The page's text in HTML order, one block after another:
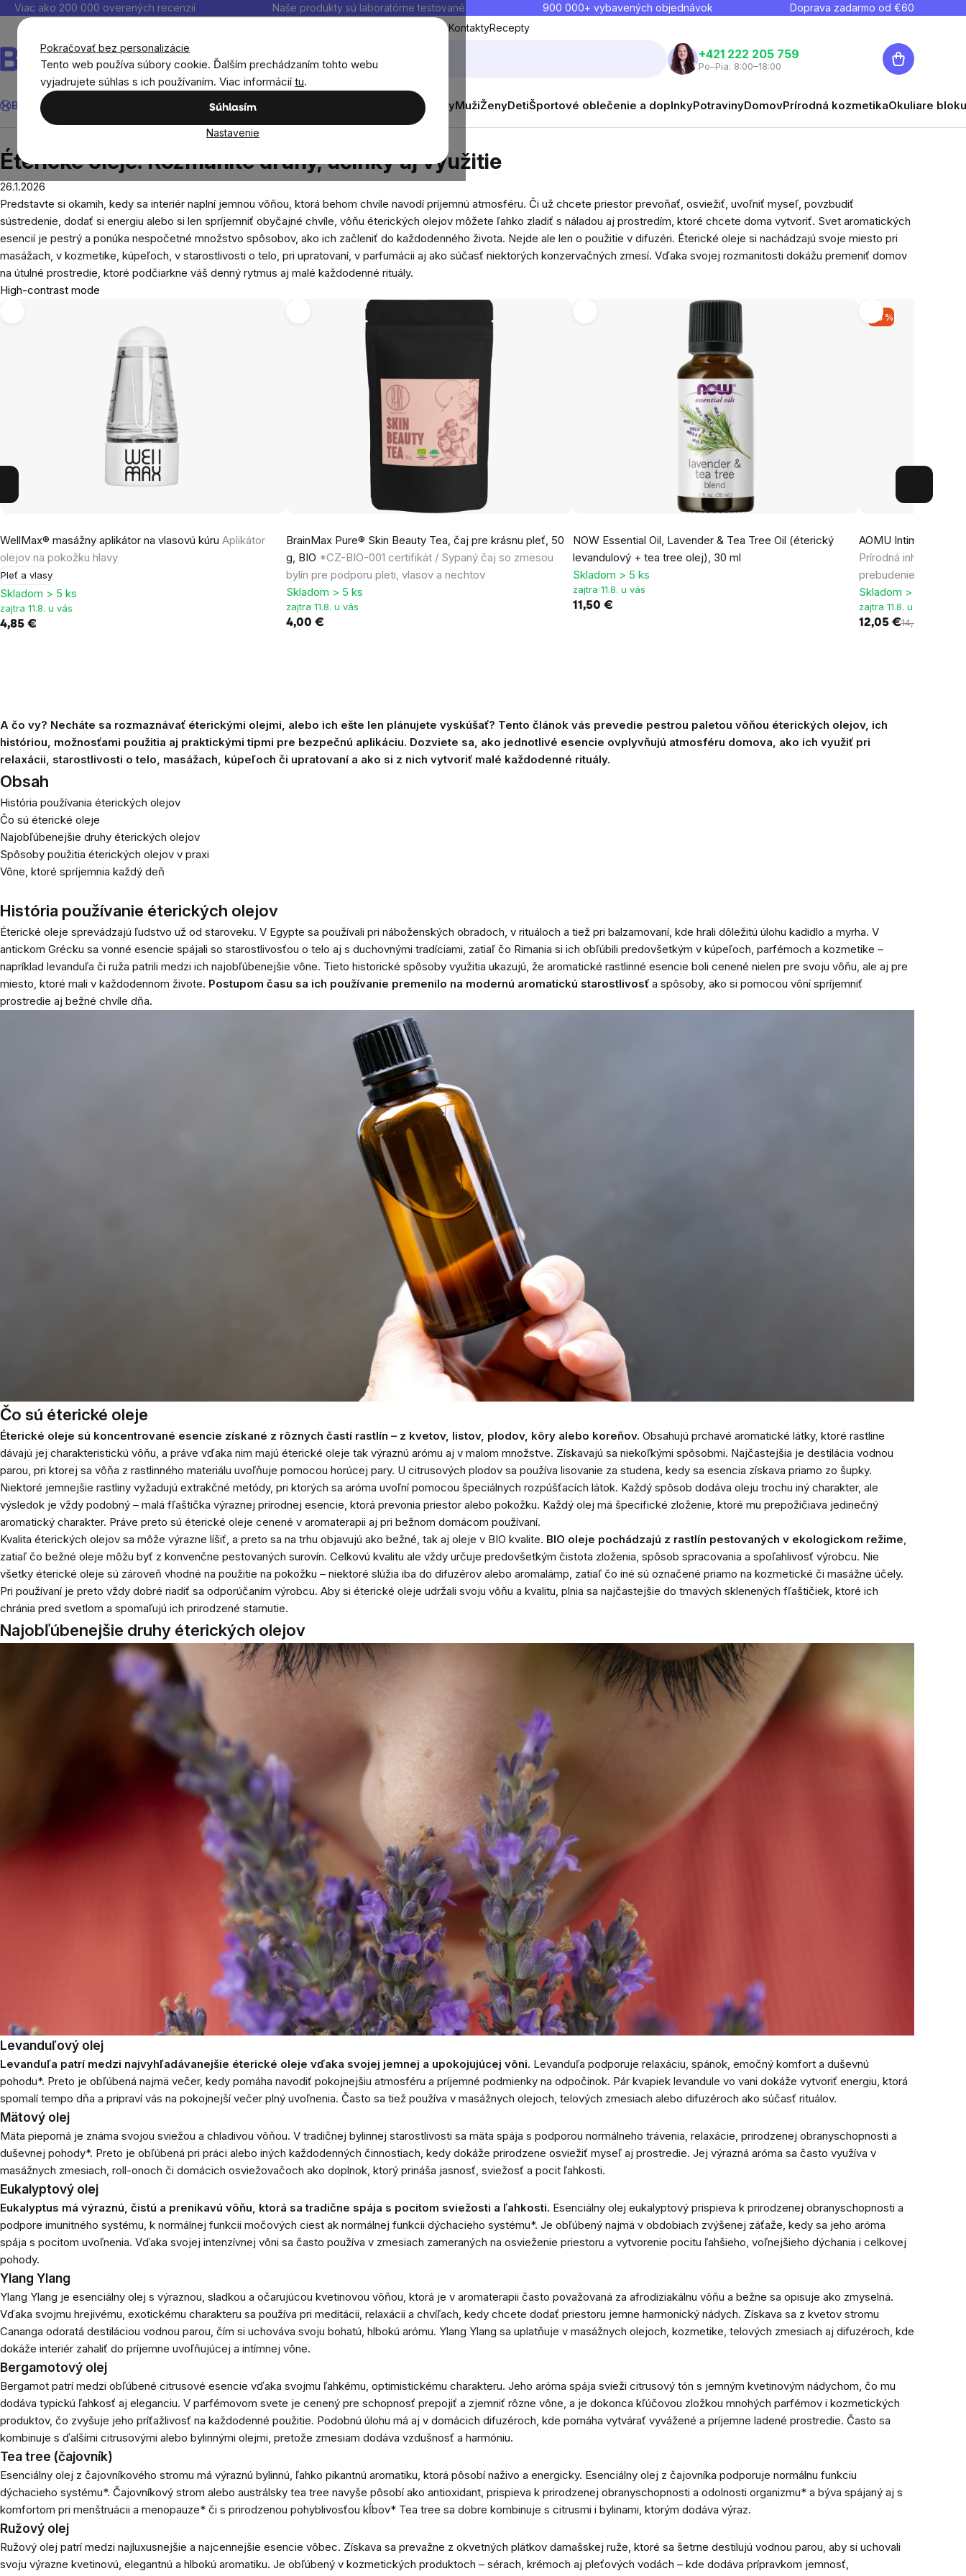
Pokračovať bez personalizácie
Tento web používa súbory cookie. Ďalším prechádzaním tohto webu
vyjadrujete súhlas s ich používaním. Viac informácií tu.
Súhlasím
Nastavenie
PrejsťViac ako 200 000 overených recenzií Naše produkty sú laboratórne testované 900 000+ vybavených objednávok Doprava zadarmo od €60
Doprava a platbaKontaktyRecepty
Hľadať
+421 222 205 759
Po–Pia: 8:00–18:00
Nákupný
košík
BrainMax® Výživové doplnky a výživa NovinkyMužiŽenyDetiŠportové oblečenie a doplnkyPotravinyDomovPrírodná kozmetikaOkuliare
Éterické oleje: Rozmanité druhy, účinky aj využitie
Éterické oleje: Rozmanité druhy, účinky aj využitie
26.1.2026
Predstavte si okamih, kedy sa interiér naplní jemnou vôňou, ktorá behom chvíle navodí príjemnú atmosféru. Či už chcete priestor prevoňať, osviežiť, uvoľniť myseľ, povzbudiť
sústredenie, dodať si energiu alebo si len spríjemniť obyčajné chvíle, vôňu éterických olejov môžete ľahko zladiť s náladou aj prostredím, ktoré chcete doma vytvoriť. Svet aromatických
esencií je pestrý a ponúka nespočetné množstvo spôsobov, ako ich začleniť do každodenného života. Nejde ale len o použitie v difuzéri. Éterické oleje si nachádzajú svoje miesto pri
masážach, v kozmetike, kúpeľoch, v starostlivosti o telo, pri upratovaní, v parfumácii aj ako súčasť niektorých konzervačných zmesí. Vďaka svojej rozmanitosti dokážu premeniť domov
na útulné prostredie, ktoré podčiarkne váš denný rytmus aj malé každodenné rituály.
High-contrast mode
WellMax® masážny aplikátor na vlasovú kúru Aplikátor
olejov na pokožku hlavy
Pleť a vlasy
Skladom > 5 ks
zajtra 11.8. u vás
4,85 €
BrainMax Pure® Skin Beauty Tea, čaj pre krásnu pleť, 50
g, BIO *CZ-BIO-001 certifikát / Sypaný čaj so zmesou
bylín pre podporu pleti, vlasov a nechtov
Skladom > 5 ks
zajtra 11.8. u vás
4,00 €
NOW Essential Oil, Lavender & Tea Tree Oil (éterický
levandulový + tea tree olej), 30 ml
Skladom > 5 ks
zajtra 11.8. u vás
11,50 €
-15 %
AOMU Intimity,
Prírodná inhalačná
prebudenie zmyslov
Skladom > 5 ks
zajtra 11.8. u vás
12,05 €14,20 €
A čo vy? Necháte sa rozmaznávať éterickými olejmi, alebo ich ešte len plánujete vyskúšať? Tento článok vás prevedie pestrou paletou vôňou éterických olejov, ich
históriou, možnosťami použitia aj praktickými tipmi pre bezpečnú aplikáciu. Dozviete sa, ako jednotlivé esencie ovplyvňujú atmosféru domova, ako ich využiť pri
relaxácii, starostlivosti o telo, masážach, kúpeľoch či upratovaní a ako si z nich vytvoriť malé každodenné rituály.
Obsah
História používania éterických olejov
Čo sú éterické oleje
Najobľúbenejšie druhy éterických olejov
Spôsoby použitia éterických olejov v praxi
Vône, ktoré spríjemnia každý deň
História používanie éterických olejov
Éterické oleje sprevádzajú ľudstvo už od staroveku. V Egypte sa používali pri náboženských obradoch, v rituáloch a tiež pri balzamovaní, kde hrali dôležitú úlohu kadidlo a myrha. V
antickom Grécku sa vonné esencie spájali so starostlivosťou o telo aj s duchovnými tradíciami, zatiaľ čo Rimania si ich obľúbili predovšetkým v kúpeľoch, parfémoch a kozmetike –
napríklad levanduľa či ruža patrili medzi ich najobľúbenejšie vône. Tieto historické spôsoby využitia ukazujú, že aromatické rastlinné esencie boli cenené nielen pre svoju vôňu, ale aj pre
miesto, ktoré mali v každodennom živote. Postupom času sa ich používanie premenilo na modernú aromatickú starostlivosť a spôsoby, ako si pomocou vôní spríjemniť
prostredie aj bežné chvíle dňa.
Čo sú éterické oleje
Éterické oleje sú koncentrované esencie získané z rôznych častí rastlín – z kvetov, listov, plodov, kôry alebo koreňov. Obsahujú prchavé aromatické látky, ktoré rastline
dávajú jej charakteristickú vôňu, a práve vďaka nim majú éterické oleje tak výraznú arómu aj v malom množstve. Získavajú sa niekoľkými spôsobmi. Najčastejšia je destilácia vodnou
parou, pri ktorej sa vôňa z rastlinného materiálu uvoľňuje pomocou horúcej pary. U citrusových plodov sa používa lisovanie za studena, kedy sa esencia získava priamo zo šupky.
Niektoré jemnejšie rastliny vyžadujú extrakčné metódy, pri ktorých sa aróma uvoľní pomocou špeciálnych rozpúšťacích látok. Každý spôsob dodáva oleju trochu iný charakter, ale
výsledok je vždy podobný – malá fľaštička výraznej prírodnej esencie, ktorá prevonia priestor alebo pokožku. Každý olej má špecifické zloženie, ktoré mu prepožičiava jedinečný
aromatický charakter. Práve preto sú éterické oleje cenené v aromaterapii aj pri bežnom domácom používaní.
Kvalita éterických olejov sa môže výrazne líšiť, a preto sa na trhu objavujú ako bežné, tak aj oleje v BIO kvalite. BIO oleje pochádzajú z rastlín pestovaných v ekologickom režime,
zatiaľ čo bežné oleje môžu byť z konvenčne pestovaných surovín. Celkovú kvalitu ale vždy určuje predovšetkým čistota zloženia, spôsob spracovania a spoľahlivosť výrobcu. Nie
všetky éterické oleje sú zároveň vhodné na použitie na pokožku – niektoré slúžia iba do difuzérov alebo aromalámp, zatiaľ čo iné sú označené priamo na kozmetické či masážne účely.
Pri používaní je preto vždy dobré riadiť sa odporúčaním výrobcu. Aby si éterické oleje udržali svoju vôňu a kvalitu, plnia sa najčastejšie do tmavých sklenených fľaštičiek, ktoré ich
chránia pred svetlom a spomaľujú ich prirodzené starnutie.
Najobľúbenejšie druhy éterických olejov
Levanduľový olej
Levanduľa patrí medzi najvyhľadávanejšie éterické oleje vďaka svojej jemnej a upokojujúcej vôni. Levanduľa podporuje relaxáciu, spánok, emočný komfort a duševnú
pohodu*. Preto je obľúbená najmä večer, kedy pomáha navodiť pokojnejšiu atmosféru a príjemné podmienky na odpočinok. Pár kvapiek levandule vo vani dokáže vytvoriť energiu, ktorá
spomalí tempo dňa a pripraví vás na pokojnejší večer plný uvoľnenia. Často sa tiež používa v masážnych olejoch, telových zmesiach alebo difuzéroch ako súčasť rituálov.
Mätový olej
Mäta pieporná je známa svojou sviežou a chladivou vôňou. V tradičnej bylinnej starostlivosti sa mäta spája s podporou normálneho trávenia, relaxácie, prirodzenej obranyschopnosti a
duševnej pohody*. Preto je obľúbená pri práci alebo iných každodenných činnostiach, kedy dokáže prirodzene osviežiť myseľ aj prostredie. Jej výrazná aróma sa často využíva v
masážnych zmesiach, roll-onoch či domácich osviežovačoch ako doplnok, ktorý prináša jasnosť, sviežosť a pocit ľahkosti.
Eukalyptový olej
Eukalyptus má výraznú, čistú a prenikavú vôňu, ktorá sa tradične spája s pocitom sviežosti a ľahkosti. Esenciálny olej eukalyptový prispieva k prirodzenej obranyschopnosti a
podpore imunitného systému, k normálnej funkcii močových ciest ak normálnej funkcii dýchacieho systému*. Je obľúbený najmä v obdobiach zvýšenej záťaže, kedy sa jeho aróma
spája s pocitom uvoľnenia. Vďaka svojej intenzívnej vôni sa často používa v zmesiach zameraných na osvieženie priestoru a vytvorenie pocitu ľahšieho, voľnejšieho dýchania i celkovej
pohody.
Ylang Ylang
Ylang Ylang je esenciálny olej s výraznou, sladkou a očarujúcou kvetinovou vôňou, ktorá je v aromaterapii často považovaná za afrodiziakálnu vôňu a bežne sa opisuje ako zmyselná.
Vďaka svojmu hrejivému, exotickému charakteru sa používa pri meditácii, relaxácii a chvíľach, kedy chcete dodať priestoru jemne harmonický nádych. Získava sa z kvetov stromu
Cananga odoratá destiláciou vodnou parou, čím si uchováva svoju bohatú, hlbokú arómu. Ylang Ylang sa uplatňuje v masážnych olejoch, kozmetike, telových zmesiach aj difuzéroch, kde
dokáže interiér zahaliť do príjemne uvoľňujúcej a intímnej vône.
Bergamotový olej
Bergamot patrí medzi obľúbené citrusové esencie vďaka svojmu ľahkému, optimistickému charakteru. Jeho aróma spája svieži citrusový tón s jemným kvetinovým nádychom, čo mu
dodáva typickú ľahkosť aj eleganciu. V parfémovom svete je cenený pre schopnosť prepojiť a zjemniť rôzne vône, a je dokonca kľúčovou zložkou mnohých parfémov i kozmetických
produktov, čo zvyšuje jeho príťažlivosť na každodenné použitie. Podobnú úlohu má aj v domácich difuzéroch, kde pomáha vytvárať vyvážené a príjemne ladené prostredie. Často sa
kombinuje s ďalšími citrusovými alebo bylinnými olejmi, pretože zmesiam dodáva vzdušnosť a harmóniu.
Tea tree (čajovník)
Esenciálny olej z čajovníkového stromu má výraznú bylinnú, ľahko pikantnú aromatiku, ktorá pôsobí naživo a energicky. Esenciálny olej z čajovníka podporuje normálnu funkciu
dýchacieho systému*. Čajovníkový strom alebo austrálsky tea tree navyše pôsobí ako antioxidant, prispieva k prirodzenej obranyschopnosti a odolnosti organizmu* a býva spájaný aj s
komfortom pri menštruácii a menopauze* či s prirodzenou pohyblivosťou kĺbov* Tea tree sa dobre kombinuje s citrusmi i bylinami, ktorým dodáva výraz.
Ružový olej
Ružový olej patrí medzi najluxusnejšie a najcennejšie esencie vôbec. Získava sa prevažne z okvetných plátkov damašskej ruže, ktoré sa šetrne destilujú vodnou parou, aby si uchovali
svoju výrazne kvetinovú, elegantnú a hlbokú aromatiku. Je obľúbený v kozmetických produktoch – sérach, krémoch aj pleťových vodách – kde dodáva prípravkom jemnosť,